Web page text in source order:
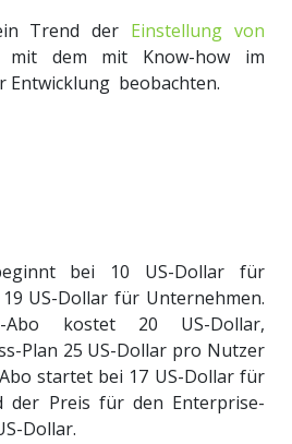
Trend der Einstellung von
mit dem mit Know-how im
Entwicklung beobachten.
bei 10 US-Dollar für
US-Dollar für Unternehmen.
Abo kostet 20 US-Dollar,
Plan 25 US-Dollar pro Nutzer
startet bei 17 US-Dollar für
der Preis für den Enterprise-
Dollar.